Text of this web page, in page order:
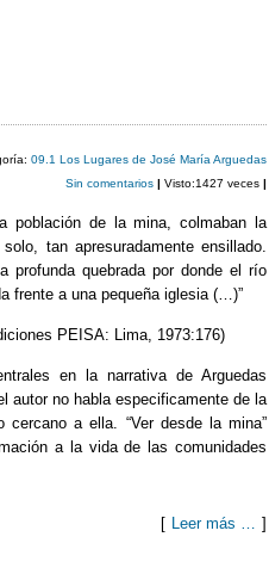
09.1 Los Lugares de José María Arguedas
Sin comentarios| Visto:1427 veces|
población de la mina, colmaban la
tan apresuradamente ensillado.
profunda quebrada por donde el río
frente a una pequeña iglesia (…)”
PEISA: Lima, 1973:176)
en la narrativa de Arguedas
autor no habla especificamente de la
a ella. “Ver desde la mina”
a la vida de las comunidades
[ Leer más … ]